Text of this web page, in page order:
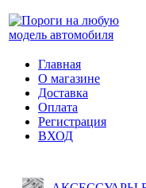
Главная
О магазине
Доставка
Оплата
Регистрация
ВХОД